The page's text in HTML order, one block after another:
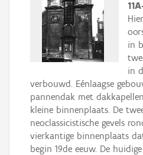
in
in
verbouwd. Eénlaagse
pannendak met
kleine binnenplaats. De
neoclassicistische gevels
vierkantige binnenplaats
begin 19de eeuw. De